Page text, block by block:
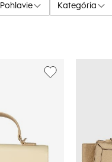
Pohlavie Kategória